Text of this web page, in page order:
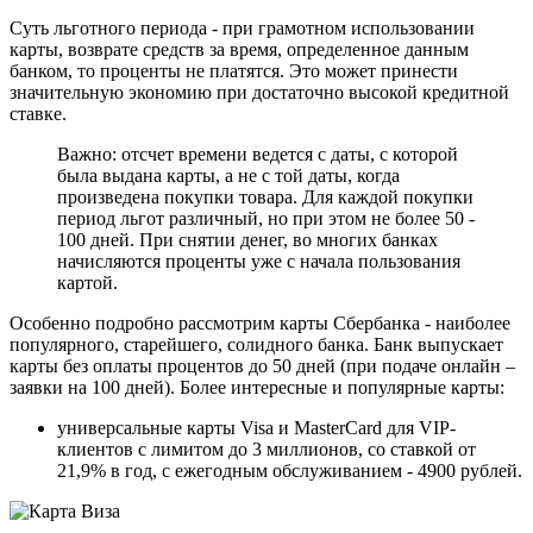
Суть льготного периода - при грамотном использовании
карты, возврате средств за время, определенное данным
банком, то проценты не платятся. Это может принести
значительную экономию при достаточно высокой кредитной
ставке.
Важно: отсчет времени ведется с даты, с которой
была выдана карты, а не с той даты, когда
произведена покупки товара. Для каждой покупки
период льгот различный, но при этом не более 50 -
100 дней. При снятии денег, во многих банках
начисляются проценты уже с начала пользования
картой.
Особенно подробно рассмотрим карты Сбербанка - наиболее
популярного, старейшего, солидного банка. Банк выпускает
карты без оплаты процентов до 50 дней (при подаче онлайн –
заявки на 100 дней). Более интересные и популярные карты:
универсальные карты Visa и MasterCard для VIP-
клиентов с лимитом до 3 миллионов, со ставкой от
21,9% в год, с ежегодным обслуживанием - 4900 рублей.